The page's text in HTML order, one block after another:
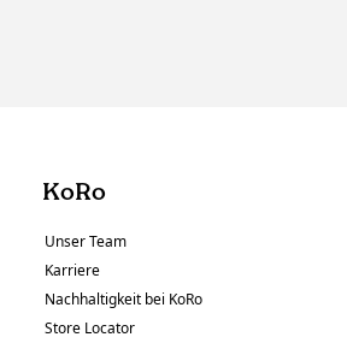
KoRo
Unser Team
Karriere
Nachhaltigkeit bei KoRo
Store Locator